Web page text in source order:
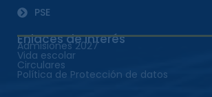
PSE
Enlaces de Interés
Admisiones 2027
Vida escolar
Circulares
Política de Protección de datos